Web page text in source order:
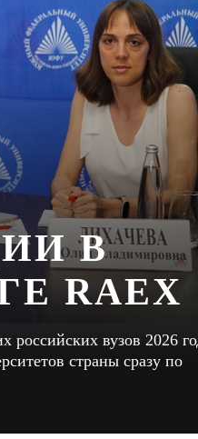
В
RAEX
российских вузов 2026
страны сразу по